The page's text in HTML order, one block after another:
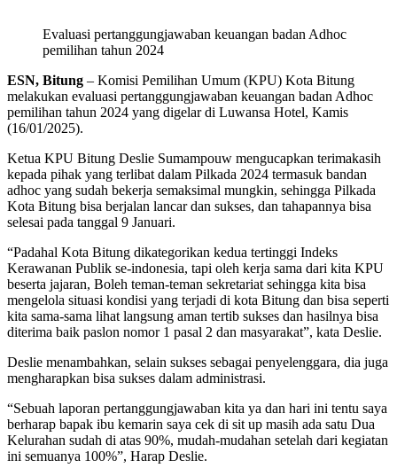
Evaluasi pertanggungjawaban keuangan badan Adhoc
pemilihan tahun 2024
ESN, Bitung – Komisi Pemilihan Umum (KPU) Kota Bitung
melakukan evaluasi pertanggungjawaban keuangan badan Adhoc
pemilihan tahun 2024 yang digelar di Luwansa Hotel, Kamis
(16/01/2025).
Ketua KPU Bitung Deslie Sumampouw mengucapkan terimakasih
kepada pihak yang terlibat dalam Pilkada 2024 termasuk bandan
adhoc yang sudah bekerja semaksimal mungkin, sehingga Pilkada
Kota Bitung bisa berjalan lancar dan sukses, dan tahapannya bisa
selesai pada tanggal 9 Januari.
“Padahal Kota Bitung dikategorikan kedua tertinggi Indeks
Kerawanan Publik se-indonesia, tapi oleh kerja sama dari kita KPU
beserta jajaran, Boleh teman-teman sekretariat sehingga kita bisa
mengelola situasi kondisi yang terjadi di kota Bitung dan bisa seperti
kita sama-sama lihat langsung aman tertib sukses dan hasilnya bisa
diterima baik paslon nomor 1 pasal 2 dan masyarakat”, kata Deslie.
Deslie menambahkan, selain sukses sebagai penyelenggara, dia juga
mengharapkan bisa sukses dalam administrasi.
“Sebuah laporan pertanggungjawaban kita ya dan hari ini tentu saya
berharap bapak ibu kemarin saya cek di sit up masih ada satu Dua
Kelurahan sudah di atas 90%, mudah-mudahan setelah dari kegiatan
ini semuanya 100%”, Harap Deslie.